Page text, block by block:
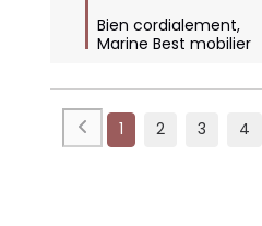
Bien cordialement,
Marine Best mobilier
1 2 3 4